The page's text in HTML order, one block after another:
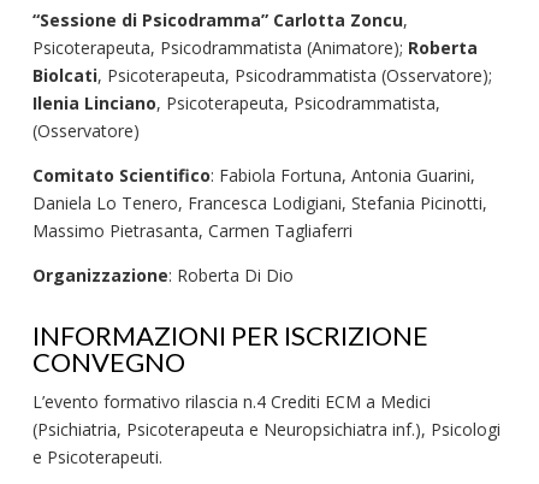
“Sessione di Psicodramma” Carlotta Zoncu,
Psicoterapeuta, Psicodrammatista (Animatore); Roberta
Biolcati, Psicoterapeuta, Psicodrammatista (Osservatore);
Ilenia Linciano, Psicoterapeuta, Psicodrammatista,
(Osservatore)
Comitato Scientifico: Fabiola Fortuna, Antonia Guarini,
Daniela Lo Tenero, Francesca Lodigiani, Stefania Picinotti,
Massimo Pietrasanta, Carmen Tagliaferri
Organizzazione: Roberta Di Dio
INFORMAZIONI PER ISCRIZIONE
CONVEGNO
L’evento formativo rilascia n.4 Crediti ECM a Medici
(Psichiatria, Psicoterapeuta e Neuropsichiatra inf.), Psicologi
e Psicoterapeuti.